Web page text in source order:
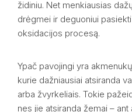
židiniu. Net menkiausias
drėgmei ir deguoniui
oksidacijos procesą.
Ypač pavojingi yra
kurie dažniausiai atsiranda
arba žvyrkeliais. Tokie
nes jie atsiranda žemai –